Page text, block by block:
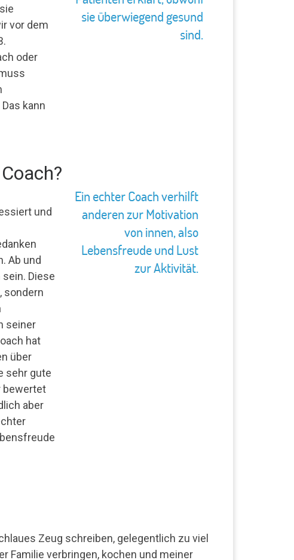
vor dem
oder
kann
und
Ab und
Diese
sondern
seiner
hat
über
sehr gute
bewertet
aber
Zeug schreiben, gelegentlich zu viel
Familie verbringen, kochen und meiner